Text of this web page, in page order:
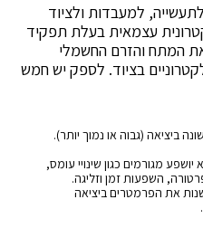
כדאי לדעת כי ספק כוח AC-DC לתעשייה, למעבדות ולציוד
עצמאית בעלת תפקיד
המתח והזרם החשמלי
בציוד. לספק יש חמש
ביציאה (גבוה או נמוך יותר).
מגורמים כגון שינויי עומס,
השפעות זמן וזליגה.
את הפרמטרים ביציאה